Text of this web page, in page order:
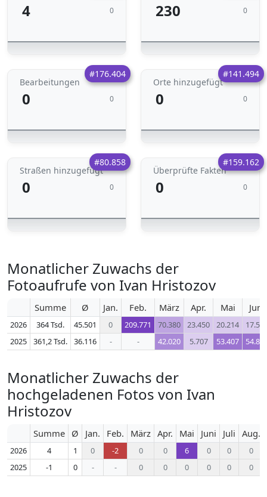
4 0 230 0
#176.404
Bearbeitungen
0 0
#141.494
Orte hinzugefügt
0 0
#80.858
Straßen hinzugefügt
0 0
#159.162
Überprüfte Fakten
0 0
Monatlicher Zuwachs der
Fotoaufrufe von Ivan Hristozov
Summe Ø Jan. Feb. März Apr. Mai Juni
2026 364 Tsd. 45.501 0 209.771 70.380 23.450 20.214
2025
361,2 Tsd. 36.116 - - 42.020 5.707 53.407
Monatlicher Zuwachs der
hochgeladenen Fotos von Ivan
Hristozov
Summe Ø Jan. Feb. März Apr. Mai Juni Juli Aug.
2026 4 1 0 -2 0 0 6 0 0
0
2025
-1 0 - - 0 0 0 0 0 0